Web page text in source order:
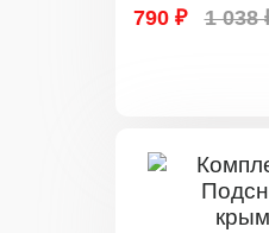
790 ₽ 1 038